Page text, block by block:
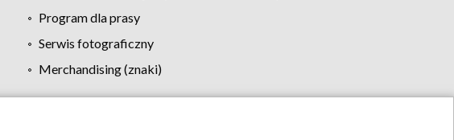
Program dla prasy
Serwis fotograficzny
Merchandising (znaki)